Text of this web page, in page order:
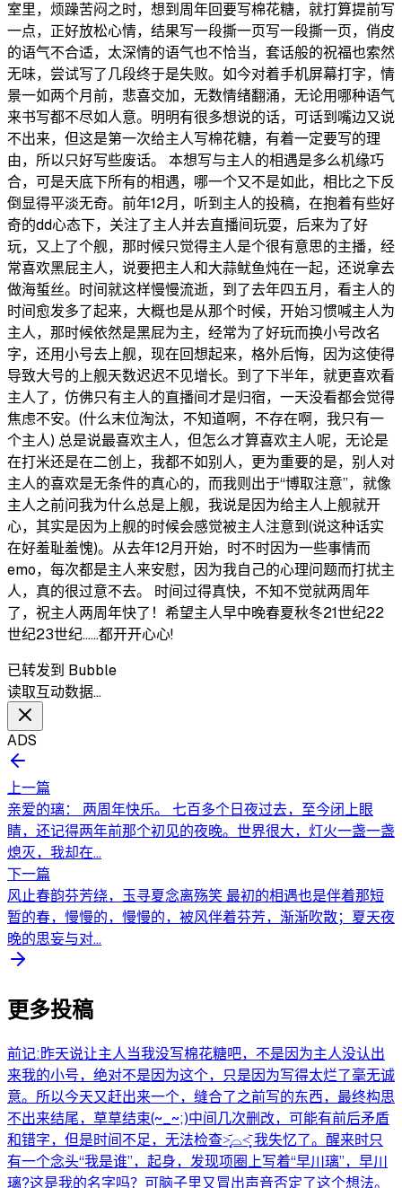
室里，烦躁苦闷之时，想到周年回要写棉花糖，就打算提前写
一点，正好放松心情，结果写一段撕一页写一段撕一页，俏皮
的语气不合适，太深情的语气也不恰当，套话般的祝福也索然
无味，尝试写了几段终于是失败。如今对着手机屏幕打字，情
景一如两个月前，悲喜交加，无数情绪翻涌，无论用哪种语气
来书写都不尽如人意。明明有很多想说的话，可话到嘴边又说
不出来，但这是第一次给主人写棉花糖，有着一定要写的理
由，所以只好写些废话。 本想写与主人的相遇是多么机缘巧
合，可是天底下所有的相遇，哪一个又不是如此，相比之下反
倒显得平淡无奇。前年12月，听到主人的投稿，在抱着有些好
奇的dd心态下，关注了主人并去直播间玩耍，后来为了好
玩，又上了个舰，那时候只觉得主人是个很有意思的主播，经
常喜欢黑屁主人，说要把主人和大蒜鱿鱼炖在一起，还说拿去
做海蜇丝。时间就这样慢慢流逝，到了去年四五月，看主人的
时间愈发多了起来，大概也是从那个时候，开始习惯喊主人为
主人，那时候依然是黑屁为主，经常为了好玩而换小号改名
字，还用小号去上舰，现在回想起来，格外后悔，因为这使得
导致大号的上舰天数迟迟不见增长。到了下半年，就更喜欢看
主人了，仿佛只有主人的直播间才是归宿，一天没看都会觉得
焦虑不安。(什么末位淘汰，不知道啊，不存在啊，我只有一
个主人) 总是说最喜欢主人，但怎么才算喜欢主人呢，无论是
在打米还是在二创上，我都不如别人，更为重要的是，别人对
主人的喜欢是无条件的真心的，而我则出于“博取注意”，就像
主人之前问我为什么总是上舰，我说是因为给主人上舰就开
心，其实是因为上舰的时候会感觉被主人注意到(说这种话实
在好羞耻羞愧)。从去年12月开始，时不时因为一些事情而
emo，每次都是主人来安慰，因为我自己的心理问题而打扰主
人，真的很过意不去。 时间过得真快，不知不觉就两周年
了，祝主人两周年快了！希望主人早中晚春夏秋冬21世纪22
世纪23世纪……都开开心心! ​
已转发到 Bubble
读取互动数据…
ADS
上一篇
亲爱的璃： 两周年快乐。 七百多个日夜过去，至今闭上眼
睛，还记得两年前那个初见的夜晚。世界很大，灯火一盏一盏
熄灭，我却在...
下一篇
风止春韵芬芳绕，玉寻夏念离殇笑 最初的相遇也是伴着那短
暂的春，慢慢的，慢慢的，被风伴着芬芳，渐渐吹散；夏天夜
晚的思妄与对...
更多投稿
前记:昨天说让主人当我没写棉花糖吧，不是因为主人没认出
来我的小号，绝对不是因为这个，只是因为写得太烂了毫无诚
意。所以今天又赶出来一个，缝合了之前写的东西，最终构思
不出来结尾，草草结束(~_~;)中间几次删改，可能有前后矛盾
和错字，但是时间不足，无法检查˃̣̣̥᷄⌓˂̣̣̥᷅ 我失忆了。醒来时只
有一个念头“我是谁”，起身，发现项圈上写着“早川璃”，早川
璃?这是我的名字吗？可脑子里又冒出声音否定了这个想法。